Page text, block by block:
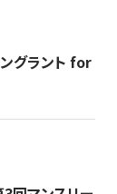
ングラント for